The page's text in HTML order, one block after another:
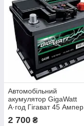
Автомобільний
акумулятор GigaWatt
А·год Гігават 45 Ампер
2 700 ₴